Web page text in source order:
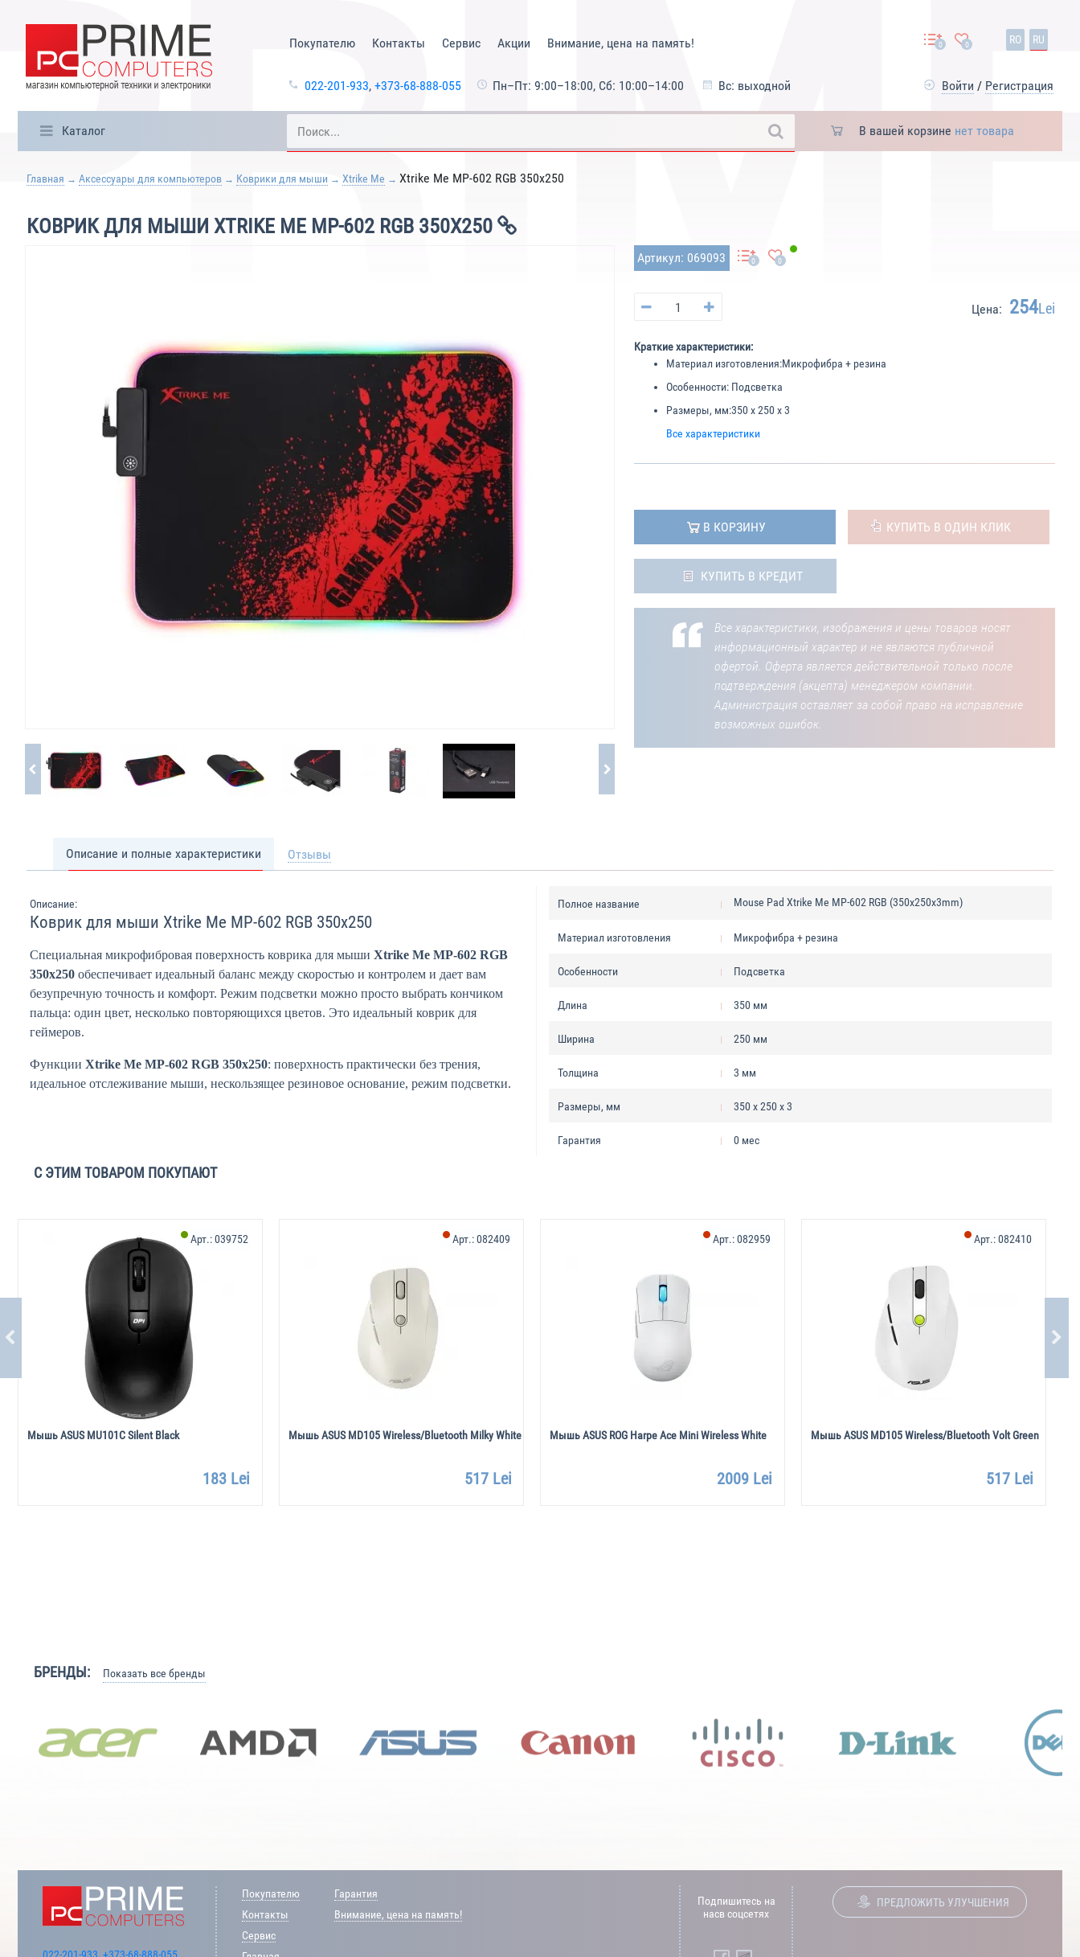
Покупателю Контакты Сервис Акции Внимание, цена на память!
022-201-933, +373-68-888-055 Пн–Пт: 9:00–18:00, Сб: 10:00–14:00 Вс: выходной
0 0 RO RU
Войти / Регистрация
Каталог В вашей корзине нет товара
Главная Аксессуары для компьютеров Коврики для мыши Xtrike Me Xtrike Me MP-602 RGB 350x250
КОВРИК ДЛЯ МЫШИ XTRIKE ME MP-602 RGB 350X250
Артикул: 069093 0 0
Цена: 254Lei
Краткие характеристики:
Материал изготовления:Микрофибра + резина
Особенности:Подсветка
Размеры, мм:350 х 250 х 3
Все характеристики
В КОРЗИНУ КУПИТЬ В ОДИН КЛИК
КУПИТЬ В КРЕДИТ
Все характеристики, изображения и цены товаров носят
информационный характер и не являются публичной
офертой. Оферта является действительной только после
подтверждения (акцепта) менеджером компании.
Администрация оставляет за собой право на исправление
возможных ошибок.
Описание и полные характеристики Отзывы
Описание:
Коврик для мыши Xtrike Me MP-602 RGB 350x250
Специальная микрофибровая поверхность коврика для мыши Xtrike Me MP-602 RGB
350x250 обеспечивает идеальный баланс между скоростью и контролем и дает вам
безупречную точность и комфорт. Режим подсветки можно просто выбрать кончиком
пальца: один цвет, несколько повторяющихся цветов. Это идеальный коврик для
геймеров.
Функции Xtrike Me MP-602 RGB 350x250: поверхность практически без трения,
идеальное отслеживание мыши, нескользящее резиновое основание, режим подсветки.
Полное название Mouse Pad Xtrike Me MP-602 RGB (350x250x3mm)
Материал изготовления Микрофибра + резина
Особенности Подсветка
Длина 350 мм
Ширина 250 мм
Толщина 3 мм
Размеры, мм 350 х 250 х 3
Гарантия 0 мес
С ЭТИМ ТОВАРОМ ПОКУПАЮТ
Мышь ASUS MU101C Silent Black
Арт.:039752
183 Lei
Мышь ASUS MD105 Wireless/Bluetooth Milky White
Арт.:082409
517 Lei
Мышь ASUS ROG Harpe Ace Mini Wireless White
Арт.:082959
2009 Lei
Мышь ASUS MD105 Wireless/Bluetooth Volt Green
Арт.:082410
517 Lei
БРЕНДЫ: Показать все бренды
022-201-933, +373-68-888-055
Покупателю
Контакты
Сервис
Гарантия
Внимание, цена на память!
Подпишитесь на
насв соцсетях
ПРЕДЛОЖИТЬ УЛУЧШЕНИЯ